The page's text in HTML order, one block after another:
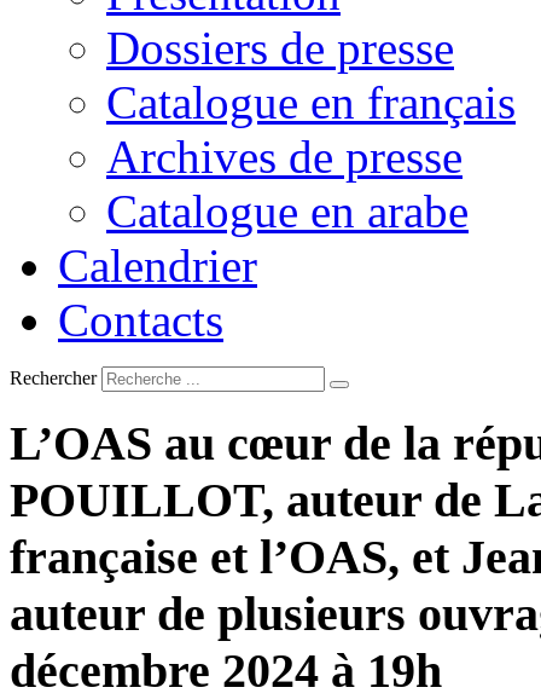
Dossiers de presse
Catalogue en français
Archives de presse
Catalogue en arabe
Calendrier
Contacts
Rechercher
L’OAS au cœur de la
POUILLOT, auteur de
française et l’OAS, et
auteur de plusieurs
décembre 2024 à 19h